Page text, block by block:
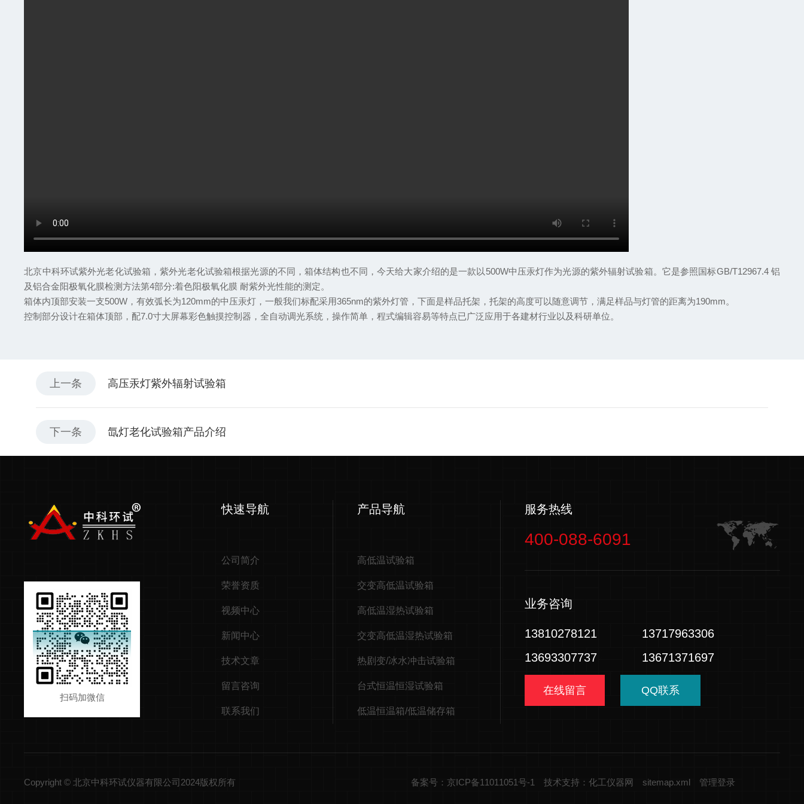
北京中科环试紫外光老化试验箱，紫外光老化试验箱根据光源的不同，箱体结构也不同，今天给大家介绍的是一款以500W中压汞灯作为光源的紫外辐射试验箱。它是参照国标GB/T12967.4 铝
及铝合金阳极氧化膜检测方法第4部分:着色阳极氧化膜 耐紫外光性能的测定。
箱体内顶部安装一支500W，有效弧长为120mm的中压汞灯，一般我们标配采用365nm的紫外灯管，下面是样品托架，托架的高度可以随意调节，满足样品与灯管的距离为190mm。
控制部分设计在箱体顶部，配7.0寸大屏幕彩色触摸控制器，全自动调光系统，操作简单，程式编辑容易等特点已广泛应用于各建材行业以及科研单位。
上一条 高压汞灯紫外辐射试验箱
下一条 氙灯老化试验箱产品介绍
扫码加微信
快速导航
公司简介
荣誉资质
视频中心
新闻中心
技术文章
留言咨询
联系我们
产品导航
高低温试验箱
交变高低温试验箱
高低温湿热试验箱
交变高低温湿热试验箱
热剧变/冰水冲击试验箱
台式恒温恒湿试验箱
低温恒温箱/低温储存箱
服务热线
400-088-6091
业务咨询
13810278121
13717963306
13693307737
13671371697
在线留言 QQ联系
Copyright © 北京中科环试仪器有限公司2024版权所有 备案号：京ICP备11011051号-1 技术支持：化工仪器网 sitemap.xml 管理登录